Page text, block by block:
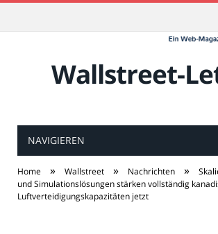
Wallstreet-
NAVIGIEREN
Home » Wallstreet » Nachrichten »
und Simulationslösungen stärken vollständig
Luftverteidigungskapazitäten jetzt